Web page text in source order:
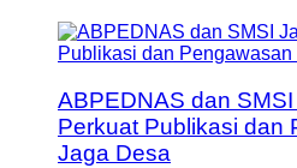
ABPEDNAS dan
Perkuat Publikasi dan
Jaga Desa